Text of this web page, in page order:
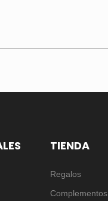
TIENDA
Regalos
Complementos